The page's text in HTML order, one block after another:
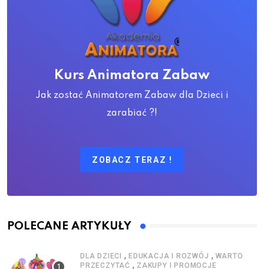
Kurs Animatora Zabaw
Jak zostać Animatorem Zabaw dla Dzieci i
zarabiać ?!
ZOBACZ TERAZ !
POLECANE ARTYKUŁY
DLA DZIECI , EDUKACJA I ROZWÓJ , WARTO
PRZECZYTAĆ , ZAKUPY I PROMOCJE